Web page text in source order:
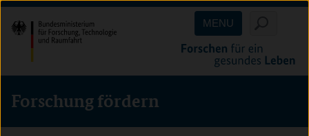
Direkt
zum
Inhalt
(Eingabetaste)
Direkt
zum
Hauptmenu
(Eingabetaste)
Direkt
zur
Suche
(Eingabetaste)
MENU
Forschung fördern